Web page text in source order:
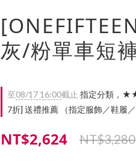
灰/粉單車短
至08/17 16:00截止 指定分類，
7折] 送禮推薦 （指定服飾／鞋履／
NT$2,624 NT$3,280